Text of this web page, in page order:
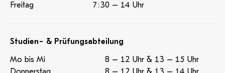
Freitag
7:30 – 14 Uhr
Studien- & Prüfungsabteilung
Mo bis Mi
8 – 12 Uhr & 13 – 15 Uhr